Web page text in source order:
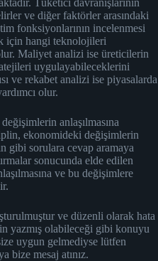
Tüketici davranışlarının
ve diğer faktörler arasındaki
fonksiyonlarının incelenmesi
için hangi teknolojileri
Maliyet analizi ise üreticilerin
uygulayabileceklerini
ve rekabet analizi ise piyasalarda
olur.
anlaşılmasına
ekonomideki değişimlerin
gibi sorulara cevap aramaya
sonucunda elde edilen
ve bu değişimlere
ve düzenli olarak hata
yazmış olabileceği gibi konuyu
uygun gelmediyse lütfen
bize mesaj atınız.